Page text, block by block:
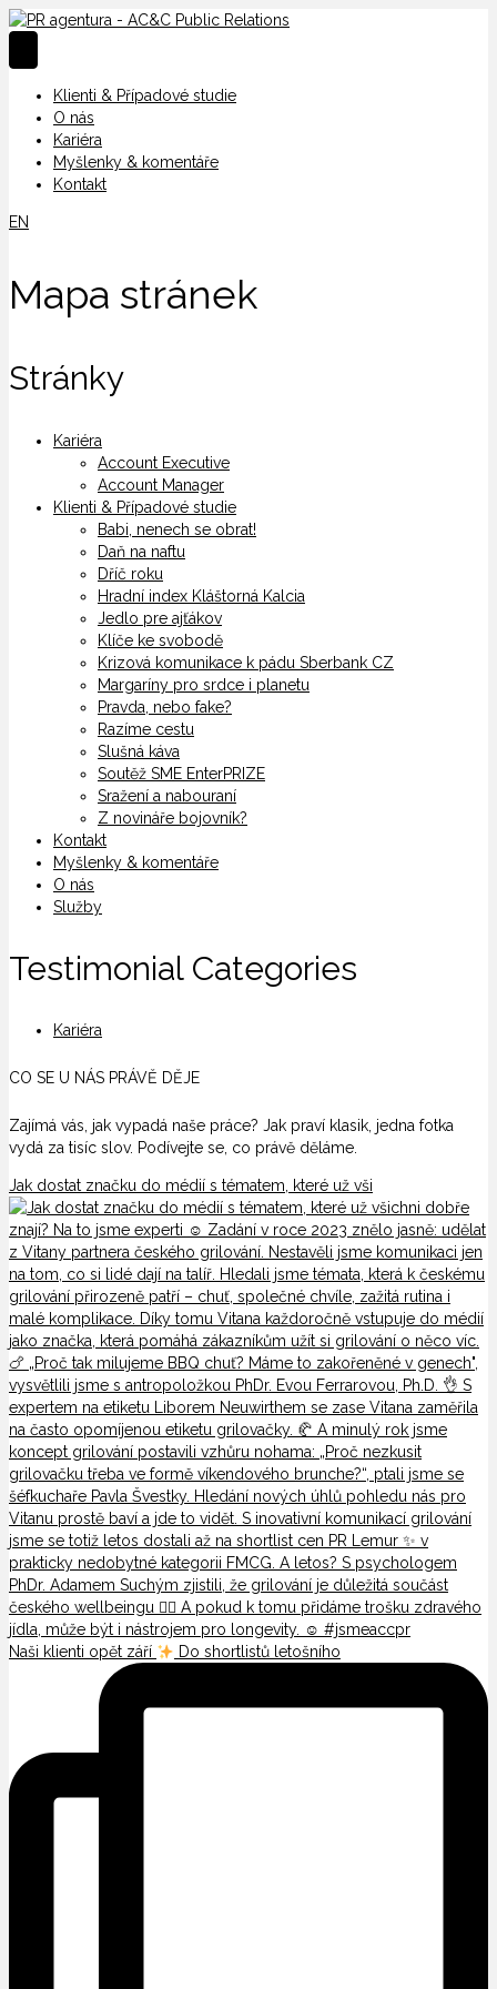
Klienti & Případové studie
O nás
Kariéra
Myšlenky & komentáře
Kontakt
EN
Mapa stránek
Stránky
Kariéra
Account Executive
Account Manager
Klienti & Případové studie
Babi, nenech se obrat!
Daň na naftu
Dříč roku
Hradní index Kláštorná Kalcia
Jedlo pre ajťákov
Klíče ke svobodě
Krizová komunikace k pádu Sberbank CZ
Margaríny pro srdce i planetu
Pravda, nebo fake?
Razíme cestu
Slušná káva
Soutěž SME EnterPRIZE
Sražení a nabouraní
Z novináře bojovník?
Kontakt
Myšlenky & komentáře
O nás
Služby
Testimonial Categories
Kariéra
CO SE U NÁS PRÁVĚ DĚJE
Zajímá vás, jak vypadá naše práce? Jak praví klasik, jedna fotka
vydá za tisíc slov. Podívejte se, co právě děláme.
Jak dostat značku do médií s tématem, které už vši
Naši klienti opět září Do shortlistů letošního